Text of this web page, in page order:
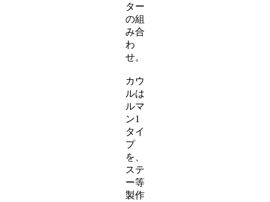
ター
の組
み合
わ
せ。
カウ
ルは
ルマ
ン1
タイ
プ
を、
ステ
ー等
製作